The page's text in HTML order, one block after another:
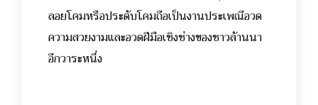
ลอยโคมหรือประดับโคมถือเป็นงานประเพณีอวด
ความสวยงามและอวดฝีมือเชิงช่างของชาวล้านนา
อีกวาระหนึ่ง